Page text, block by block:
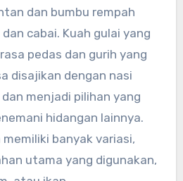
dan bumbu rempah
cabai. Kuah gulai yang
pedas dan gurih yang
disajikan dengan nasi
menjadi pilihan yang
hidangan lainnya.
banyak variasi,
utama yang digunakan,